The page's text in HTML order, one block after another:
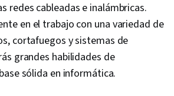
redes cableadas e inalámbricas.
en el trabajo con una variedad de
cortafuegos y sistemas de
grandes habilidades de
sólida en informática.